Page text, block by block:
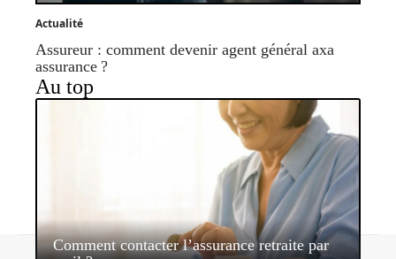
Actualité
Assureur : comment devenir agent général axa
assurance ?
Au top
Comment contacter l’assurance retraite par